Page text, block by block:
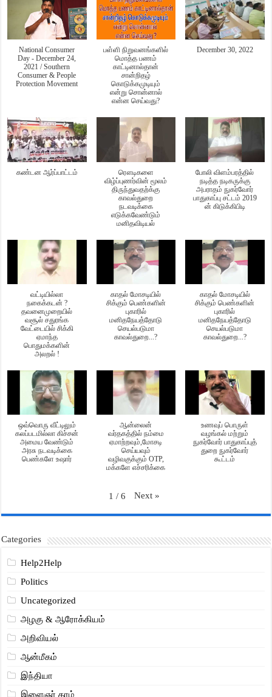
National Consumer
Day - December 24,
2021 / Southern
Consumer & People
Protection Movement
பள்ளி நிறுவனங்களில்
மொத்த பணம்
காட்டினால்தான்
சான்றிதழ்
கொடுக்கமுடியும்
என்று சொன்னால்
என்ன செய்வது?
December 30, 2022
கண்டன ஆர்ப்பாட்டம்
ரௌடிகளை
விழ்ப்புணர்வின் மூலம்
திருந்துவதற்க்கு
காவல்துறை
நடவடிக்கை
எடுக்கவேண்டும்
மனிதவிடியல்
போலி விளம்பரத்தில்
நடித்த நடிகருக்கு
அபராதம் நுகர்வோர்
பாதுகாப்பு சட்டம் 2019
ன் கிடுக்கிபிடி
வட்டியில்லா
நகைக்கடன் ?
தவனைமுறையில்
வசூல் சதுரங்க
வேட்டையில் சிக்கி
ஏமாந்த
பொதுமக்களின்
அலறல் !
காதல் மோசடியில்
சிக்கும் பெண்களின்
புகாரில்
மனிதநேயத்தோடு
செயல்படுமா
காவல்துறை...?
காதல் மோசடியில்
சிக்கும் பெண்களின்
புகாரில்
மனிதநேயத்தோடு
செயல்படுமா
காவல்துறை...?
ஒவ்வொரு வீட்டிலும்
கலப்படமில்லா கிச்சன்
அமைய வேண்டும்
அரசு நடவடிக்கை
பெண்களே உஷார்
ஆன்லைன்
வர்தகத்தில் நம்மை
ஏமாற்றவும்,மோசடி
செய்யவும்
வழிவகுக்கும் OTP,
மக்களே எச்சரிக்கை
உணவுப் பொருள்
வழங்கல் மற்றும்
நுகர்வோர் பாதுகாப்புத்
துறை நுகர்வோர்
கூட்டம்
1 / 6 Next »
Categories
Help2Help
Politics
Uncategorized
அழகு & ஆரோக்கியம்
அறிவியல்
ஆன்மீகம்
இந்தியா
இளைஞர் கரம்